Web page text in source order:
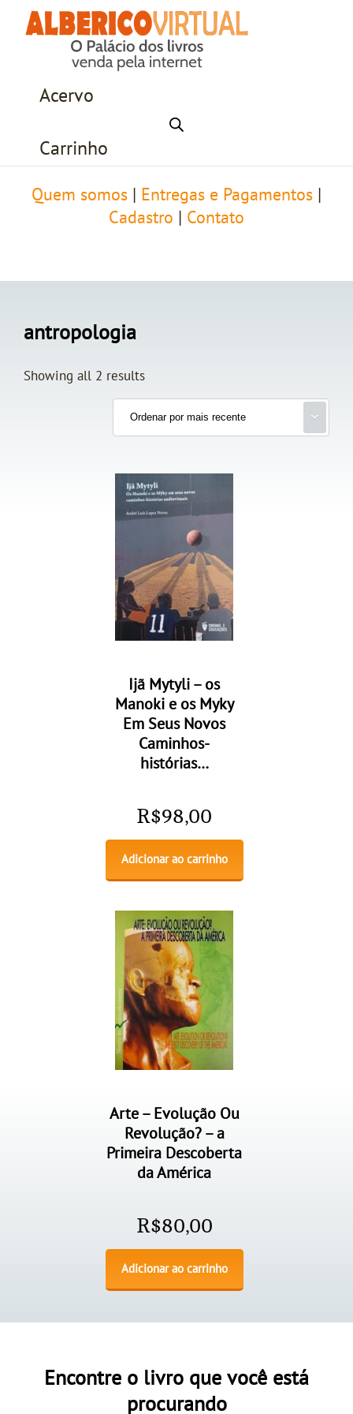
Acervo
Carrinho
Quem somos Entregas e Pagamentos
Cadastro
Contato
antropologia
Showing all 2 results
Ijã Mytyli – os
Manoki e os Myky
Em Seus Novos
Caminhos-
histórias…
R$98,00
Adicionar ao carrinho
Arte – Evolução Ou
Revolução? – a
Primeira Descoberta
da América
R$80,00
Adicionar ao carrinho
Encontre o livro que você está
procurando